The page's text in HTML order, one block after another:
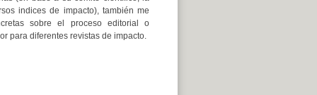
indices de impacto), también me
sobre el proceso editorial o
para diferentes revistas de impacto.